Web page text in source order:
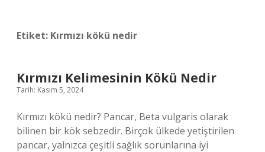
Etiket: Kırmızı kökü nedir
Kırmızı Kelimesinin Kökü Nedir
Tarih: Kasım 5, 2024
Kırmızı kökü nedir? Pancar, Beta vulgaris olarak
bilinen bir kök sebzedir. Birçok ülkede yetiştirilen
pancar, yalnızca çeşitli sağlık sorunlarına iyi